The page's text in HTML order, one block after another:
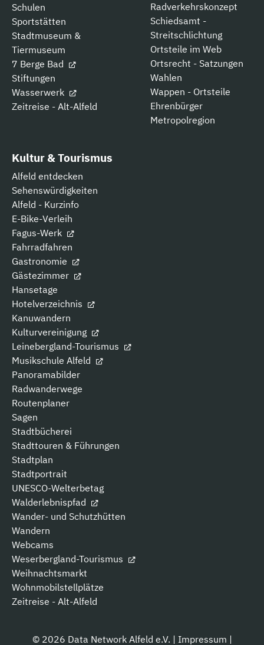
Schulen
Sportstätten
Stadtmuseum &
Tiermuseum
7 Berge Bad
Stiftungen
Wasserwerk
Zeitreise - Alt-Alfeld
Radverkehrskonzept
Schiedsamt -
Streitschlichtung
Ortsteile im Web
Ortsrecht - Satzungen
Wahlen
Wappen - Ortsteile
Ehrenbürger
Metropolregion
Kultur & Tourismus
Alfeld entdecken
Sehenswürdigkeiten
Alfeld - Kurzinfo
E-Bike-Verleih
Fagus-Werk
Fahrradfahren
Gastronomie
Gästezimmer
Hansetage
Hotelverzeichnis
Kanuwandern
Kulturvereinigung
Leinebergland-Tourismus
Musikschule Alfeld
Panoramabilder
Radwanderwege
Routenplaner
Sagen
Stadtbücherei
Stadttouren & Führungen
Stadtplan
Stadtportrait
UNESCO-Welterbetag
Walderlebnispfad
Wander- und Schutzhütten
Wandern
Webcams
Weserbergland-Tourismus
Weihnachtsmarkt
Wohnmobilstellplätze
Zeitreise - Alt-Alfeld
© 2026 Data Network Alfeld e.V. | Impressum |